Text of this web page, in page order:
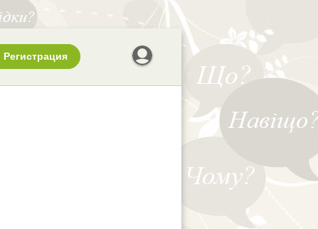
Регистрация